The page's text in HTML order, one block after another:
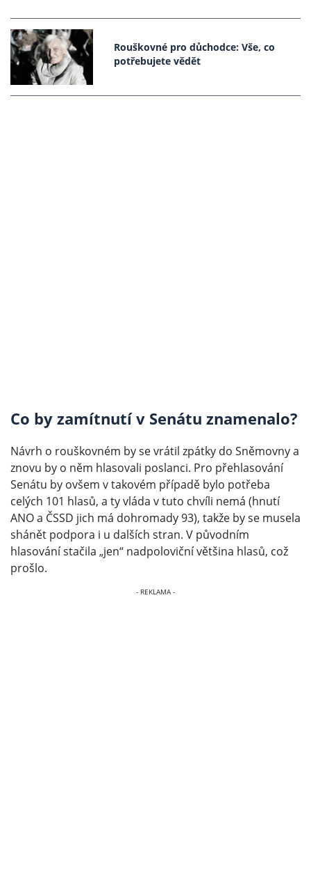
Rouškovné pro důchodce: Vše, co
potřebujete vědět
Co by zamítnutí v Senátu znamenalo?
Návrh o rouškovném by se vrátil zpátky do Sněmovny a
znovu by o něm hlasovali poslanci. Pro přehlasování
Senátu by ovšem v takovém případě bylo potřeba
celých 101 hlasů, a ty vláda v tuto chvíli nemá (hnutí
ANO a ČSSD jich má dohromady 93), takže by se musela
shánět podpora i u dalších stran. V původním
hlasování stačila „jen“ nadpoloviční většina hlasů, což
prošlo.